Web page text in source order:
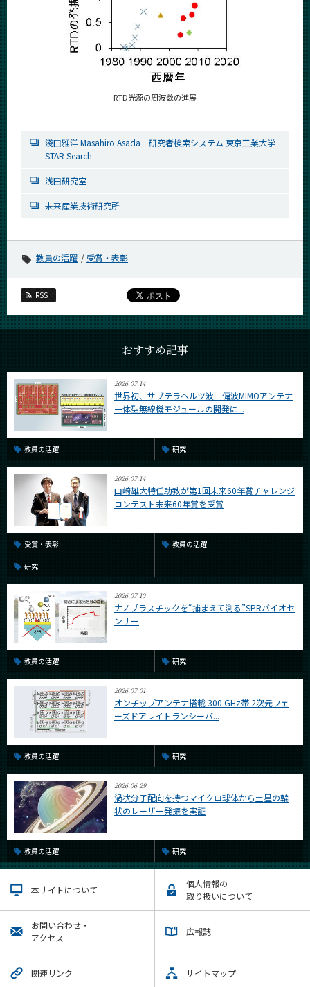
RTD光源の周波数の進展
淺田雅洋 Masahiro Asada｜研究者検索システム 東京工業大学
STAR Search
浅田研究室
未来産業技術研究所
教員の活躍 受賞・表彰
RSS
おすすめ記事
2026.07.14
世界初、サブテラヘルツ波二偏波MIMOアンテナ
一体型無線機モジュールの開発に...
教員の活躍 研究
2026.07.14
山崎雄大特任助教が第1回未来60年賞チャレンジ
コンテスト未来60年賞を受賞
受賞・表彰 教員の活躍
研究
2026.07.10
ナノプラスチックを“捕まえて測る”SPRバイオセ
ンサー
教員の活躍 研究
2026.07.01
オンチップアンテナ搭載 300 GHz帯 2次元フェ
ーズドアレイトランシーバ...
教員の活躍 研究
2026.06.29
渦状分子配向を持つマイクロ球体から土星の輪
状のレーザー発振を実証
教員の活躍 研究
本サイトについて
個人情報の
取り扱いについて
お問い合わせ・
アクセス
広報誌
関連リンク サイトマップ